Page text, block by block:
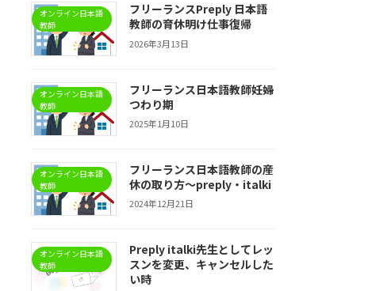
オンライン日本語
教師
フリーランスPreply 日本語
教師の育休明け仕事復帰
2026年3月13日
オンライン日本語
教師
フリーランス日本語教師妊婦
つわり期
2025年1月10日
オンライン日本語
教師
フリーランス日本語教師の産
休の取り方〜preply・italki
2024年12月21日
オンライン日本語
教師
Preply italki先生としてレッ
スンを変更、キャンセルした
い時